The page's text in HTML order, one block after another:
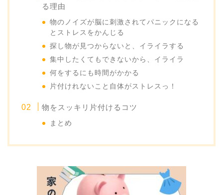
る理由
物のノイズが脳に刺激されてパニックになる
とストレスをかんじる
探し物が見つからないと、イライラする
集中したくてもできないから、イライラ
何をするにも時間がかかる
片付けれないこと自体がストレスっ！
物をスッキリ片付けるコツ
まとめ